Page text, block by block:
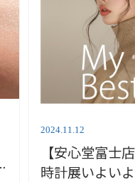
2024.11.12
【安心堂富士
時計展いよい